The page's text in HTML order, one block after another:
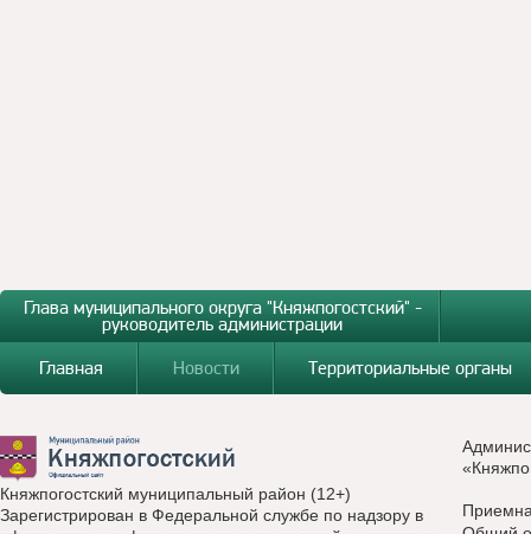
Глава муниципального округа "Княжпогостский" -
руководитель администрации
Главная
Новости Территориальные органы
Княжпогостский муниципальный район (12+)
Зарегистрирован в Федеральной службе по надзору в